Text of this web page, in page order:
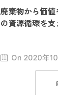
廃棄物から価
の資源循環を支
On 2020年